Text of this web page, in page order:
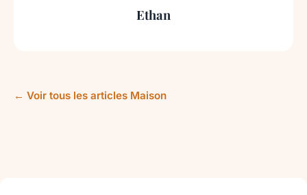
Ethan
← Voir tous les articles Maison